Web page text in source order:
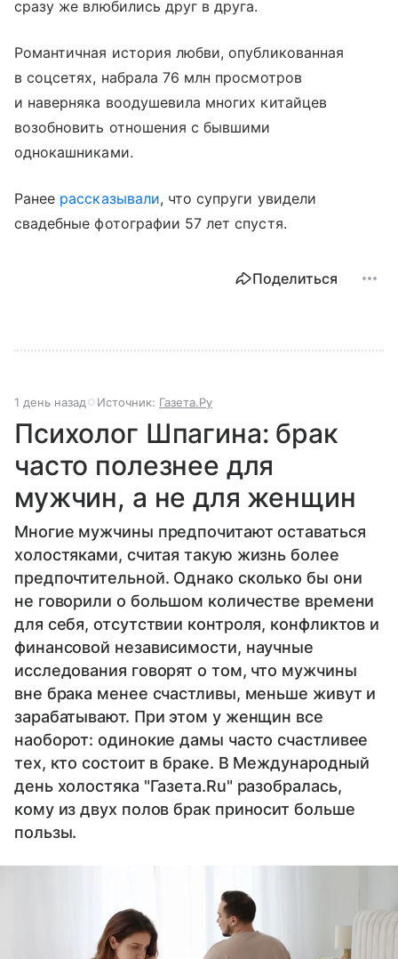
сразу же влюбились друг в друга.
Романтичная история любви, опубликованная
в соцсетях, набрала 76 млн просмотров
и наверняка воодушевила многих китайцев
возобновить отношения с бывшими
однокашниками.
Ранее рассказывали, что супруги увидели
свадебные фотографии 57 лет спустя.
Поделиться
1 день назад Источник: Газета.Ру
Психолог Шпагина: брак
часто полезнее для
мужчин, а не для женщин
Многие мужчины предпочитают оставаться
холостяками, считая такую жизнь более
предпочтительной. Однако сколько бы они
не говорили о большом количестве времени
для себя, отсутствии контроля, конфликтов и
финансовой независимости, научные
исследования говорят о том, что мужчины
вне брака менее счастливы, меньше живут и
зарабатывают. При этом у женщин все
наоборот: одинокие дамы часто счастливее
тех, кто состоит в браке. В Международный
день холостяка "Газета.Ru" разобралась,
кому из двух полов брак приносит больше
пользы.